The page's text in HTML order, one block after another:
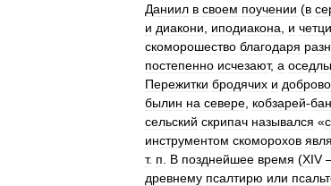
Даниил в своем поучении (в
и диакони иподиакона и четци
скоморошество благодаря
постепенно исчезают, а
Пережитки бродячих и
былин на севере кобзарей-
сельский скрипач назывался «
инструментом скоморохов
т. п В позднейшее время (XIV
древнему псалтирю или